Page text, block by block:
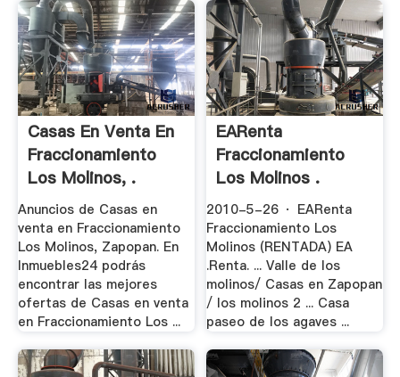
Casas En Venta En
Fraccionamiento
Los Molinos, .
Anuncios de Casas en
venta en Fraccionamiento
Los Molinos, Zapopan. En
Inmuebles24 podrás
encontrar las mejores
ofertas de Casas en venta
en Fraccionamiento Los ...
EARenta
Fraccionamiento
Los Molinos .
2010-5-26 · EARenta
Fraccionamiento Los
Molinos (RENTADA) EA
.Renta. ... Valle de los
molinos/ Casas en Zapopan
/ los molinos 2 ... Casa
paseo de los agaves ...